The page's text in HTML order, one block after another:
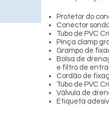
Protetor do
Conector
Tubo de PVC
Pinça clamp
Grampo de
Bolsa de
e filtro de
Cordão de
Tubo de PVC
Válvula de
Etiqueta